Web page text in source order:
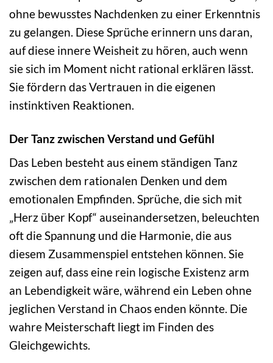
ohne bewusstes Nachdenken zu einer Erkenntnis
zu gelangen. Diese Sprüche erinnern uns daran,
auf diese innere Weisheit zu hören, auch wenn
sie sich im Moment nicht rational erklären lässt.
Sie fördern das Vertrauen in die eigenen
instinktiven Reaktionen.
Der Tanz zwischen Verstand und Gefühl
Das Leben besteht aus einem ständigen Tanz
zwischen dem rationalen Denken und dem
emotionalen Empfinden. Sprüche, die sich mit
„Herz über Kopf“ auseinandersetzen, beleuchten
oft die Spannung und die Harmonie, die aus
diesem Zusammenspiel entstehen können. Sie
zeigen auf, dass eine rein logische Existenz arm
an Lebendigkeit wäre, während ein Leben ohne
jeglichen Verstand in Chaos enden könnte. Die
wahre Meisterschaft liegt im Finden des
Gleichgewichts.